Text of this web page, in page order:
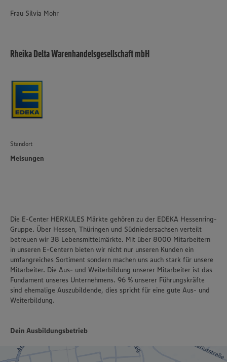
Frau Silvia Mohr
Rheika Delta Warenhandelsgesellschaft mbH
Standort
Melsungen
Die E-Center HERKULES Märkte gehören zu der EDEKA Hessenring-
Gruppe. Über Hessen, Thüringen und Südniedersachsen verteilt
betreuen wir 38 Lebensmittelmärkte. Mit über 8000 Mitarbeitern
in unseren E-Centern bieten wir nicht nur unseren Kunden ein
umfangreiches Sortiment sondern machen uns auch stark für unsere
Mitarbeiter. Die Aus- und Weiterbildung unserer Mitarbeiter ist das
Fundament unseres Unternehmens. 96 % unserer Führungskräfte
sind ehemalige Auszubildende, dies spricht für eine gute Aus- und
Weiterbildung.
Dein Ausbildungsbetrieb